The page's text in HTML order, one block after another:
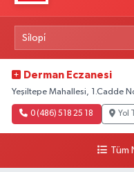
Derman Eczanesi
Yeşiltepe Mahallesi, 1.Cadde
0 (486) 518 25 18 Yol
Tüm